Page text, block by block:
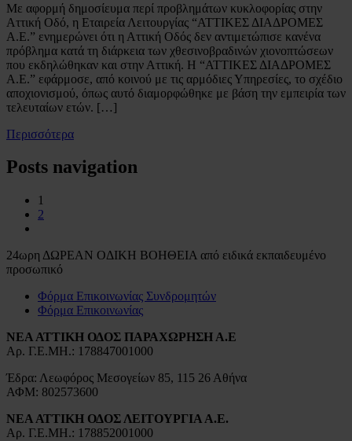
Με αφορμή δημοσίευμα περί προβλημάτων κυκλοφορίας στην
Αττική Οδό, η Εταιρεία Λειτουργίας “ΑΤΤΙΚΕΣ ΔΙΑΔΡΟΜΕΣ
Α.Ε.” ενημερώνει ότι η Αττική Οδός δεν αντιμετώπισε κανένα
πρόβλημα κατά τη διάρκεια των χθεσινοβραδινών χιονοπτώσεων
που εκδηλώθηκαν και στην Αττική. Η “ΑΤΤΙΚΕΣ ΔΙΑΔΡΟΜΕΣ
Α.Ε.” εφάρμοσε, από κοινού με τις αρμόδιες Υπηρεσίες, το σχέδιο
αποχιονισμού, όπως αυτό διαμορφώθηκε με βάση την εμπειρία των
τελευταίων ετών. […]
Περισσότερα
Posts navigation
1
2
24ωρη ΔΩΡΕΑΝ ΟΔΙΚΗ ΒΟΗΘΕΙΑ από ειδικά εκπαιδευμένο
προσωπικό
Φόρμα Επικοινωνίας Συνδρομητών
Φόρμα Επικοινωνίας
ΝΕΑ ΑΤΤΙΚΗ ΟΔΟΣ ΠΑΡΑΧΩΡΗΣΗ Α.Ε
Αρ. Γ.Ε.ΜΗ.: 178847001000
Έδρα: Λεωφόρος Μεσογείων 85, 115 26 Αθήνα
ΑΦΜ: 802573600
ΝΕΑ ΑΤΤΙΚΗ ΟΔΟΣ ΛΕΙΤΟΥΡΓΙΑ Α.Ε.
Αρ. Γ.Ε.ΜΗ.: 178852001000